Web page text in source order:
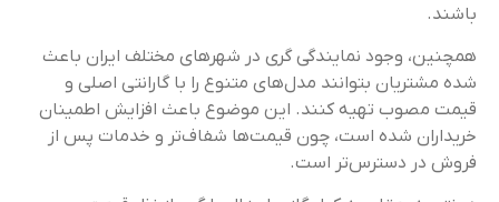
باشند.
همچنین، وجود نمایندگی گری در شهرهای مختلف ایران باعث
شده مشتریان بتوانند مدل‌های متنوع را با گارانتی اصلی و
قیمت مصوب تهیه کنند. این موضوع باعث افزایش اطمینان
خریداران شده است، چون قیمت‌ها شفاف‌تر و خدمات پس از
فروش در دسترس‌تر است.